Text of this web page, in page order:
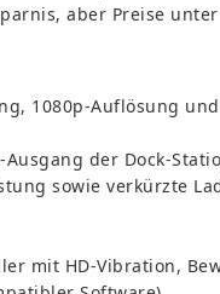
aber Preise
1080p-Auflösung
der Dock-
sowie verkürzte
mit HD-Vibration,